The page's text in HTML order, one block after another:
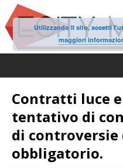
Contratti luce e
tentativo di
di controversie
obbligatorio.
Utilizzando il sito, accetti
maggiori